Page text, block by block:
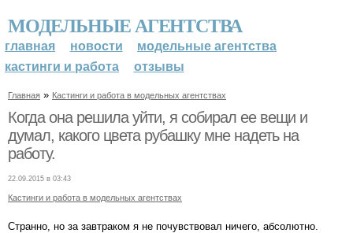
МОДЕЛЬНЫЕ АГЕНТСТВА
главная новости
модельные агентства
кастинги и работа
отзывы
Главная » Кастинги и работа в модельных агентствах
Когда она решила уйти, я собирал ее вещи и
думал, какого цвета рубашку мне надеть на
работу.
22.09.2015 в 03:43
Кастинги и работа в модельных агентствах
Странно, но за завтраком я не почувствовал ничего, абсолютно.